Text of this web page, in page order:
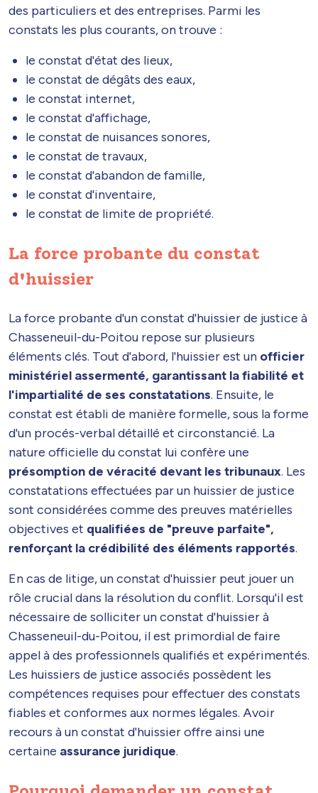
des particuliers et des entreprises. Parmi les
constats les plus courants, on trouve :
le constat d'état des lieux,
le constat de dégâts des eaux,
le constat internet,
le constat d'affichage,
le constat de nuisances sonores,
le constat de travaux,
le constat d'abandon de famille,
le constat d'inventaire,
le constat de limite de propriété.
La force probante du constat
d'huissier
La force probante d'un constat d'huissier de justice à
Chasseneuil-du-Poitou repose sur plusieurs
éléments clés. Tout d'abord, l'huissier est un officier
ministériel assermenté, garantissant la fiabilité et
l'impartialité de ses constatations. Ensuite, le
constat est établi de manière formelle, sous la forme
d'un procés-verbal détaillé et circonstancié. La
nature officielle du constat lui confère une
présomption de véracité devant les tribunaux. Les
constatations effectuées par un huissier de justice
sont considérées comme des preuves matérielles
objectives et qualifiées de "preuve parfaite",
renforçant la crédibilité des éléments rapportés.
En cas de litige, un constat d'huissier peut jouer un
rôle crucial dans la résolution du conflit. Lorsqu'il est
nécessaire de solliciter un constat d'huissier à
Chasseneuil-du-Poitou, il est primordial de faire
appel à des professionnels qualifiés et expérimentés.
Les huissiers de justice associés possèdent les
compétences requises pour effectuer des constats
fiables et conformes aux normes légales. Avoir
recours à un constat d'huissier offre ainsi une
certaine assurance juridique.